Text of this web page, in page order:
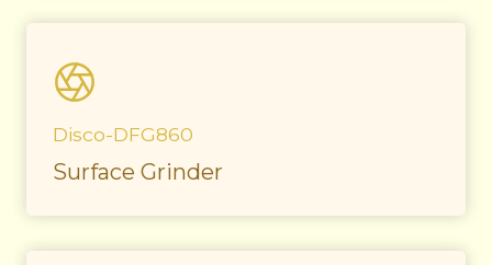
Disco-DFG860
Surface Grinder